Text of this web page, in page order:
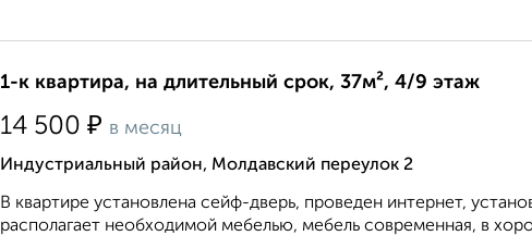
1-к квартира, на длительный срок, 37м², 4/9 этаж
14 500 ₽ в месяц
Индустриальный район, Молдавский переулок 2
В квартире установлена сейф-дверь, проведен интернет,
располагает необходимой мебелью, мебель современная, в